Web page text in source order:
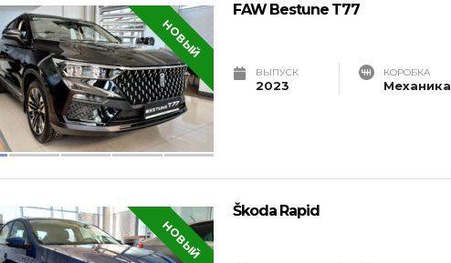
НОВЫЙ
FAW Bestune T77
ВЫПУСК
2023
КОРОБКА
Механика
НОВЫЙ
Škoda Rapid